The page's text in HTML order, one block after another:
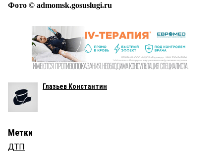
Фото © admomsk.gosuslugi.ru
Глазьев Константин
Метки
ДТП